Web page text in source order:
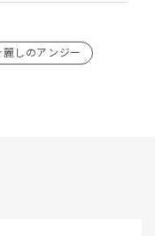
しのアンジー